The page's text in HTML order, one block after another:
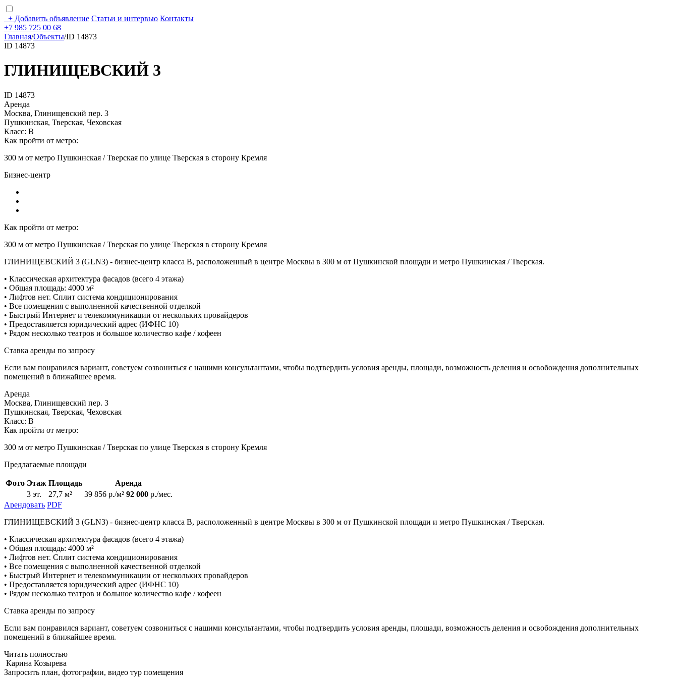
+ Добавить объявление Статьи и интервью Контакты
+7 985 725 00 68
Главная/Объекты/ID 14873
ID 14873
ГЛИНИЩЕВСКИЙ 3
ID 14873
Аренда
Москва, Глинищевский пер. 3
Пушкинская, Тверская, Чеховская
Класс: В
Как пройти от метро:
300 м от метро Пушкинская / Тверская по улице Тверская в сторону Кремля
Бизнес-центр
Как пройти от метро:
300 м от метро Пушкинская / Тверская по улице Тверская в сторону Кремля
ГЛИНИЩЕВСКИЙ 3 (GLN3) - бизнес-центр класса В, расположенный в центре Москвы в 300 м от Пушкинской площади и метро Пушкинская / Тверская.
• Классическая архитектура фасадов (всего 4 этажа)
• Общая площадь: 4000 м²
• Лифтов нет. Сплит система кондиционирования
• Все помещения с выполненной качественной отделкой
• Быстрый Интернет и телекоммуникации от нескольких провайдеров
• Предоставляется юридический адрес (ИФНС 10)
• Рядом несколько театров и большое количество кафе / кофеен
Ставка аренды по запросу
Если вам понравился вариант, советуем созвониться с нашими консультантами, чтобы подтвердить условия аренды, площади, возможность деления и освобождения дополнительных
помещений в ближайшее время.
Аренда
Москва, Глинищевский пер. 3
Пушкинская, Тверская, Чеховская
Класс: В
Как пройти от метро:
300 м от метро Пушкинская / Тверская по улице Тверская в сторону Кремля
Предлагаемые площади
Фото Этаж Площадь
Аренда
3 эт.
27,7 м² 39 856 р./м² 92 000 р./мес.
Арендовать PDF
ГЛИНИЩЕВСКИЙ 3 (GLN3) - бизнес-центр класса В, расположенный в центре Москвы в 300 м от Пушкинской площади и метро Пушкинская / Тверская.
• Классическая архитектура фасадов (всего 4 этажа)
• Общая площадь: 4000 м²
• Лифтов нет. Сплит система кондиционирования
• Все помещения с выполненной качественной отделкой
• Быстрый Интернет и телекоммуникации от нескольких провайдеров
• Предоставляется юридический адрес (ИФНС 10)
• Рядом несколько театров и большое количество кафе / кофеен
Ставка аренды по запросу
Если вам понравился вариант, советуем созвониться с нашими консультантами, чтобы подтвердить условия аренды, площади, возможность деления и освобождения дополнительных
помещений в ближайшее время.
Читать полностью
Карина Козырева
Запросить план, фотографии, видео тур помещения